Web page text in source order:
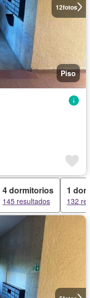
12fotos
Piso
4 dormitorios
145 resultados
1
132